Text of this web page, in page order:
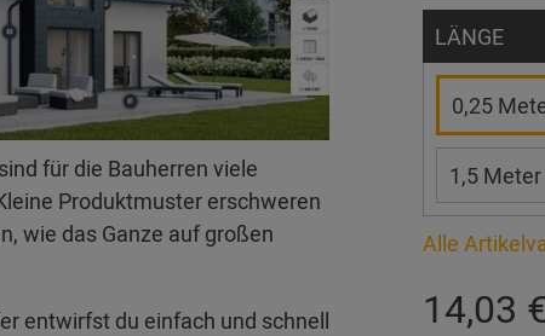
für die Bauherren viele
Produktmuster erschweren
wie das Ganze auf großen
entwirfst du einfach und schnell
LÄNGE
0,25
1,5 Meter
Alle
14,03